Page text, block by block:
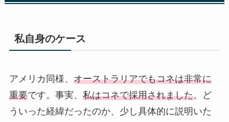
私自身のケース
アメリカ同様、 オーストラリアでもコネは非常に
重要です。事実、 私はコネで採用されました。ど
ういった経緯だったのか、少し具体的に説明いた